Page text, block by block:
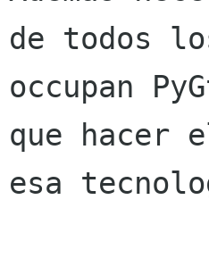
de todos
occupan
que hacer
esa